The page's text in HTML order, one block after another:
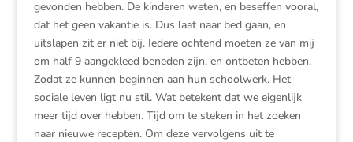
gevonden hebben. De kinderen weten, en beseffen vooral,
dat het geen vakantie is. Dus laat naar bed gaan, en
uitslapen zit er niet bij. Iedere ochtend moeten ze van mij
om half 9 aangekleed beneden zijn, en ontbeten hebben.
Zodat ze kunnen beginnen aan hun schoolwerk. Het
sociale leven ligt nu stil. Wat betekent dat we eigenlijk
meer tijd over hebben. Tijd om te steken in het zoeken
naar nieuwe recepten. Om deze vervolgens uit te